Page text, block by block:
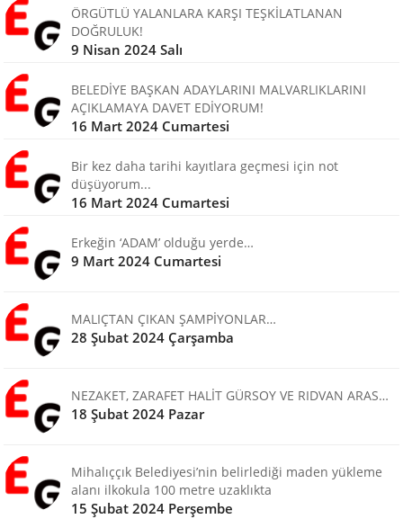
ÖRGÜTLÜ YALANLARA KARŞI TEŞKİLATLANAN
DOĞRULUK!
9 Nisan 2024 Salı
BELEDİYE BAŞKAN ADAYLARINI MALVARLIKLARINI
AÇIKLAMAYA DAVET EDİYORUM!
16 Mart 2024 Cumartesi
Bir kez daha tarihi kayıtlara geçmesi için not
düşüyorum...
16 Mart 2024 Cumartesi
Erkeğin ‘ADAM’ olduğu yerde…
9 Mart 2024 Cumartesi
MALIÇTAN ÇIKAN ŞAMPİYONLAR…
28 Şubat 2024 Çarşamba
NEZAKET, ZARAFET HALİT GÜRSOY VE RIDVAN ARAS…
18 Şubat 2024 Pazar
Mihalıççık Belediyesi’nin belirlediği maden yükleme
alanı ilkokula 100 metre uzaklıkta
15 Şubat 2024 Perşembe